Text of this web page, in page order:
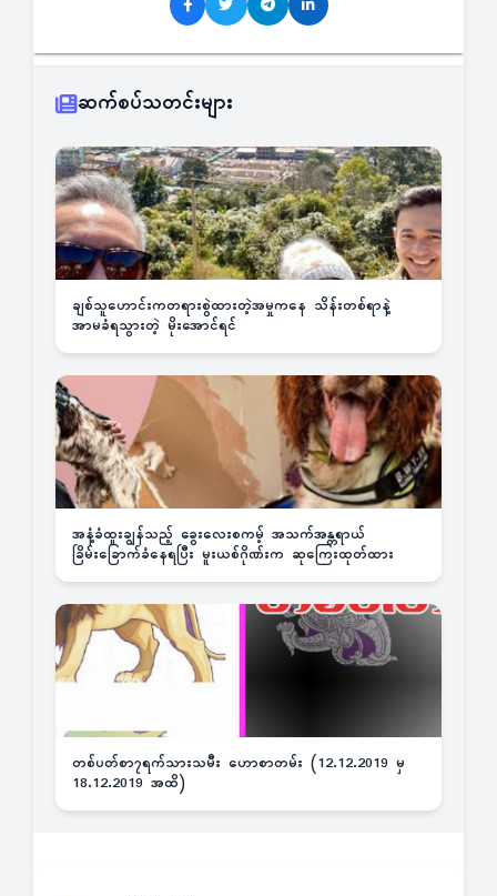
ဆက်စပ်သတင်းများ
ချစ်သူဟောင်းကတရားစွဲထားတဲ့အမှုကနေ သိန်းတစ်ရာနဲ့
အာမခံရသွားတဲ့ မိုးအောင်ရင်
အနံ့ခံထူးချွန်သည့် ခွေးလေးစကမ့် အသက်အန္တရာယ်
ခြိမ်းခြောက်ခံနေရပြီး မူးယစ်ဂိုဏ်းက ဆုကြေးထုတ်ထား
တစ်ပတ်စာ၇ရက်သားသမီး ဟောစာတမ်း (12.12.2019 မှ
18.12.2019 အထိ)